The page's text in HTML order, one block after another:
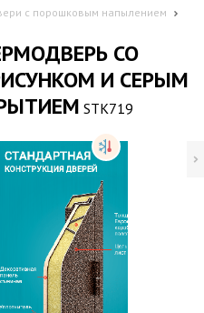
с порошковым напылением
СО
И СЕРЫМ
STK719